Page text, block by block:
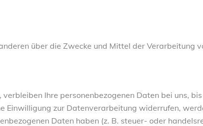
über die Zwecke und Mittel der Verarbeitung
Ihre personenbezogenen Daten bei uns,
Einwilligung zur Datenverarbeitung widerrufen,
Daten haben (z. B. steuer- oder